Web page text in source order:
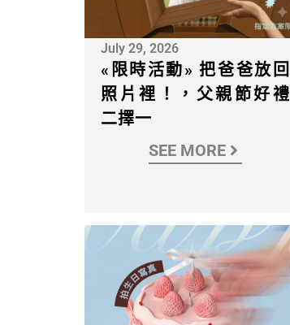
July 29, 2026
«限時活動» 把爸爸放回
照片裡！，父親節好禮
二擇一
SEE MORE